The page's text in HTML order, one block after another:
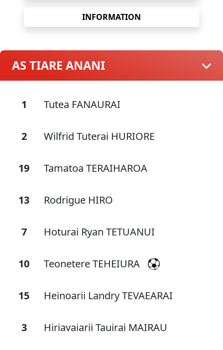
INFORMATION
AS TIARE ANANI
1 Tutea FANAURAI
2 Wilfrid Tuterai HURIORE
19 Tamatoa TERAIHAROA
13 Rodrigue HIRO
7 Hoturai Ryan TETUANUI
10 Teonetere TEHEIURA
15 Heinoarii Landry TEVAEARAI
3 Hiriavaiarii Tauirai MAIRAU